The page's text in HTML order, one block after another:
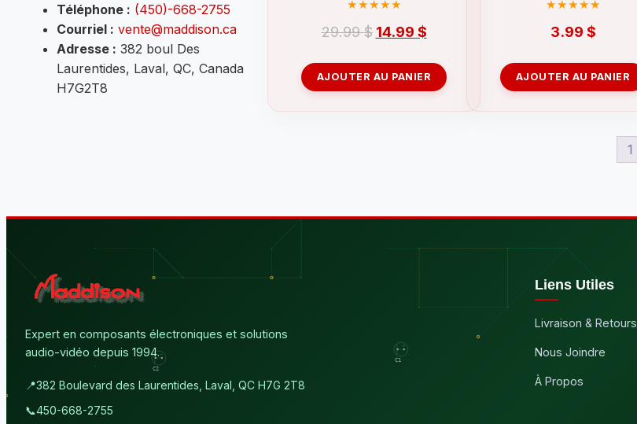
Téléphone : (450)-668-2755
Courriel : vente@maddison.ca
Adresse : 382 boul Des
Laurentides, Laval, QC, Canada
H7G2T8
29.99$ Le
initial
14.99 $Le
actuel
AJOUTER AU PANIER
3.99 $
AJOUTER AU PANIER
1
Expert en composants électroniques et solutions
audio-vidéo depuis 1994.
📍382 Boulevard des Laurentides, Laval, QC H7G 2T8
📞450-668-2755
Liens Utiles
Livraison & Retours
Nous Joindre
À Propos